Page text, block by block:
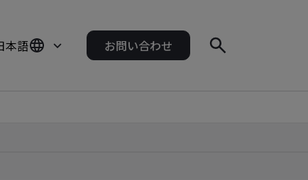
本語 お問い合わせ